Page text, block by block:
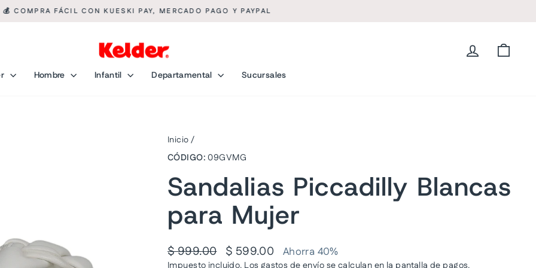
💰 COMPRA FÁCIL CON KUESKI PAY, MERCADO PAGO Y PAYPAL
Ingresar
Hombre Infantil Departamental Sucursales
Inicio /
CÓDIGO: 09GVMG
Sandalias Piccadilly Blancas
para Mujer
Precio
habitual
$ 999.00
Precio
de
$ 599.00 Ahorra 40%